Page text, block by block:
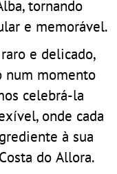
tornando
e memorável.
e delicado,
num momento
celebrá-la
onde cada
à sua
do Allora.